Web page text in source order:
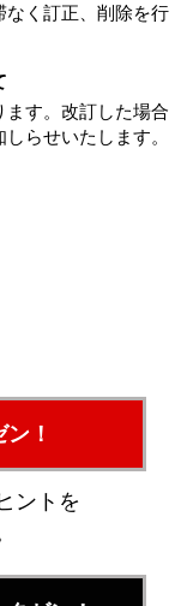
なく訂正、削除を行
す。改訂した場合
らせいたします。
！
ントを